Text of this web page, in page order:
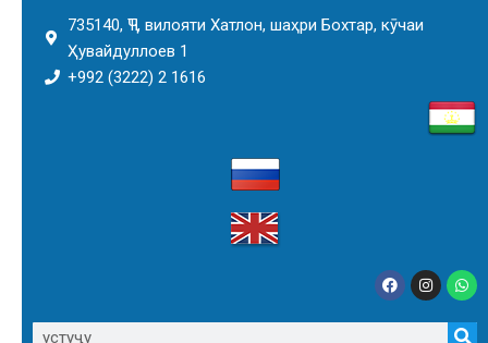
735140, ҶТ, вилояти Хатлон, шаҳри Бохтар, кӯчаи
Ҳувайдуллоев 1
+992 (3222) 2 1616